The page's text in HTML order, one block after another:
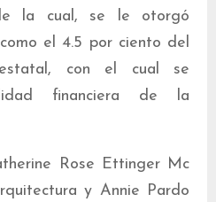
la cual, se le otorgó
el 4.5 por ciento del
estatal, con el cual se
financiera de la
Rose Ettinger Mc
y Annie Pardo